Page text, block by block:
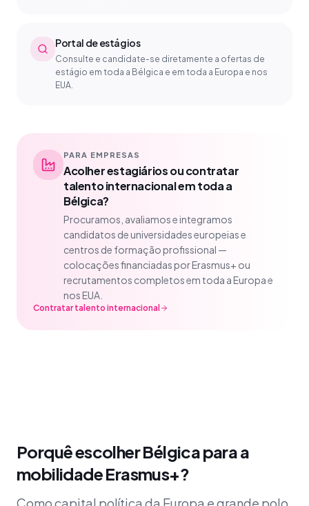
Portal de estágios
Consulte e candidate-se diretamente a ofertas de
estágio em toda a Bélgica e em toda a Europa e nos
EUA.
PARA EMPRESAS
Acolher estagiários ou contratar
talento internacional em toda a
Bélgica?
Procuramos, avaliamos e integramos
candidatos de universidades europeias e
centros de formação profissional —
colocações financiadas por Erasmus+ ou
recrutamentos completos em toda a Europa e
nos EUA.
Contratar talento internacional
Porquê escolher Bélgica para a
mobilidade Erasmus+?